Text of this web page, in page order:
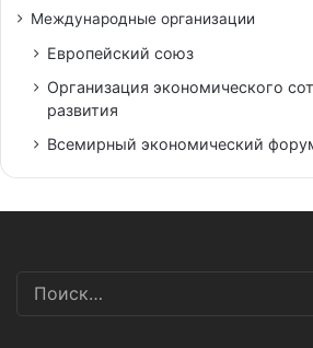
Международные организации
Европейский союз
Организация экономического
развития
Всемирный экономический